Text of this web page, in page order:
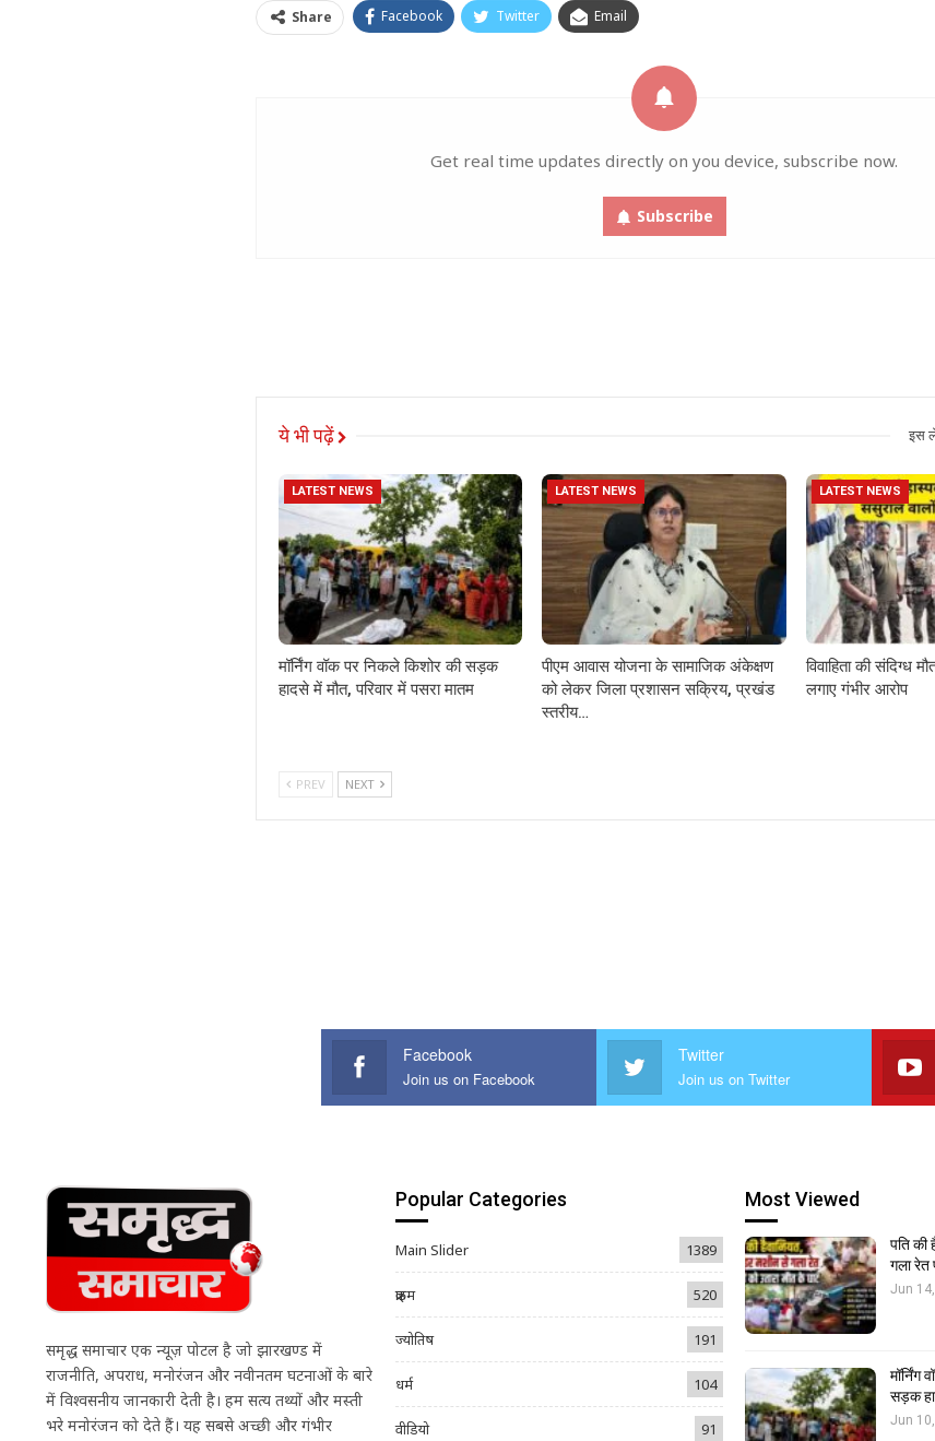
Share Facebook Twitter Email
Get real time updates directly on you device, subscribe now.
Subscribe
ये भी पढ़ें इस
LATEST NEWS
मॉर्निंग वॉक पर निकले किशोर की सड़क
हादसे में मौत, परिवार में पसरा मातम
LATEST NEWS
पीएम आवास योजना के सामाजिक अंकेक्षण
को लेकर जिला प्रशासन सक्रिय, प्रखंड
स्तरीय…
LATEST NEWS
विवाहिता की संदिग्ध
लगाए गंभीर आरोप
PREV NEXT
Facebook
Join us on Facebook
Twitter
Join us on Twitter
समृद्ध समाचार एक न्यूज़ पोर्टल है जो झारखण्ड में
राजनीति, अपराध, मनोरंजन और नवीनतम घटनाओं के बारे
में विश्वसनीय जानकारी देती है। हम सत्य तथ्यों और मस्ती
भरे मनोरंजन को देते हैं। यह सबसे अच्छी और गंभीर
Popular Categories
Main Slider 1389
क्राइम 520
ज्योतिष 191
धर्म 104
वीडियो 91
Most Viewed
पति की
गला रेत
Jun
मॉर्निंग
सड़क
Jun